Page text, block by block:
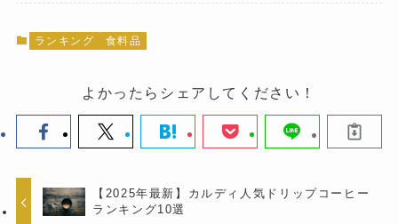
ランキング 食料品
よかったらシェアしてください！
【2025年最新】カルディ人気ドリップコーヒー
ランキング10選